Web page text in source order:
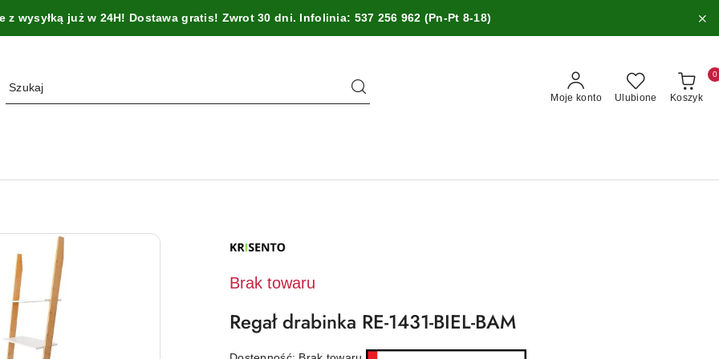
z wysyłką już w 24H! Dostawa gratis! Zwrot 30 dni. Infolinia: 537 256 962 (Pn-Pt 8-18)
Moje konto Ulubione Koszyk
0
PRODUCENTA:
Brak towaru
Regał drabinka RE-1431-BIEL-BAM